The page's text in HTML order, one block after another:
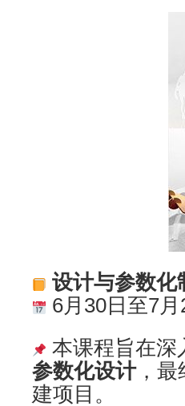
设计与参数化
6月30日至7月
本课程旨在深
参数化设计，最
建项目。